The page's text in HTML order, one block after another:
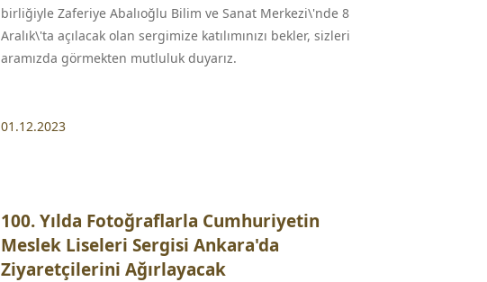
birliğiyle Zaferiye Abalıoğlu Bilim ve Sanat Merkezi\'nde 8
Aralık\'ta açılacak olan sergimize katılımınızı bekler, sizleri
aramızda görmekten mutluluk duyarız.
01.12.2023
100. Yılda Fotoğraflarla Cumhuriyetin
Meslek Liseleri Sergisi Ankara'da
Ziyaretçilerini Ağırlayacak